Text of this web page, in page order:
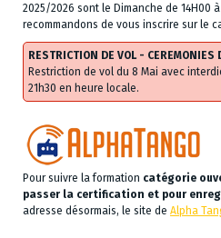
2025/2026 sont le Dimanche de 14H00
recommandons de vous inscrire sur le
RESTRICTION DE VOL -
Restriction de vol du 8 Mai avec
21h30 en heure locale.
Pour suivre la formation catégorie
passer la certification et pour
adresse désormais, le site de Alpha